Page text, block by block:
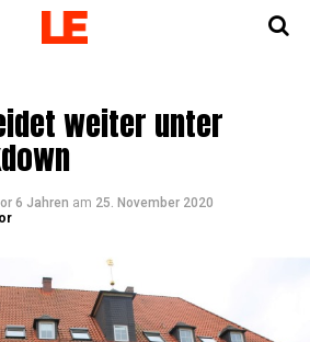
wei­ter unter
6 Jahren am 25. November 2020